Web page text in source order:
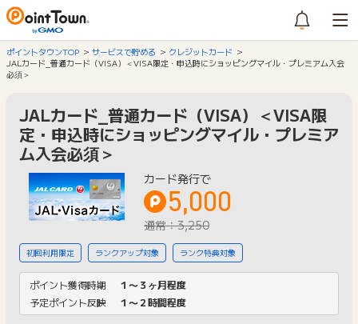
ポイントタウンTOP サービスで貯める
クレジットカード
JALカード_普通カード（VISA）＜VISA限定・申込時にショッピングマイル・プレミアム入会
必須＞
JALカード_普通カード（VISA）＜VISA限
定・申込時にショッピングマイル・プレミア
ム入会必須＞
カード発行で
5,000
通常：3,250
初回利用限定 ランクアップ対象 ランク特典対象
ポイント獲得時期
１〜３ヶ月程度
予定ポイント反映
１〜２時間程度